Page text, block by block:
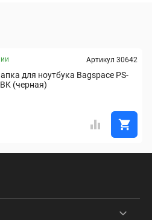
Артикул 30642
для ноутбука Bagspace PS-
(черная)